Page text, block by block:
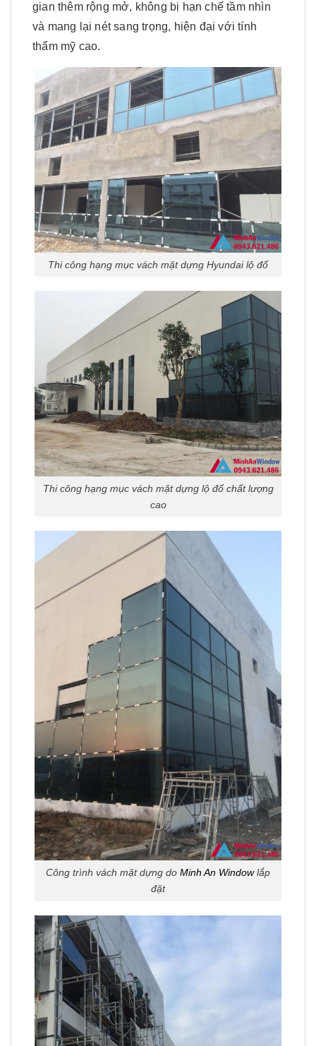
gian thêm rộng mở, không bị hạn chế tầm nhìn
và mang lại nét sang trọng, hiện đại với tính
thẩm mỹ cao.
Thi công hạng mục vách mặt dựng Hyundai lộ đố
Thi công hạng mục vách mặt dựng lộ đố chất lượng
cao
Công trình vách mặt dựng do Minh An Windowlắp
đặt